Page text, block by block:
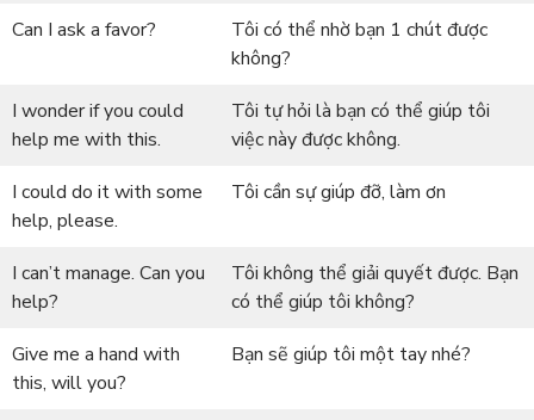
Can I ask a favor?
Tôi có thể nhờ bạn 1 chút được
không?
I wonder if you could
help me with this.
Tôi tự hỏi là bạn có thể giúp tôi
việc này được không.
I could do it with some
help, please.
Tôi cần sự giúp đỡ, làm ơn
I can’t manage. Can you
help?
Tôi không thể giải quyết được. Bạn
có thể giúp tôi không?
Give me a hand with
this, will you?
Bạn sẽ giúp tôi một tay nhé?